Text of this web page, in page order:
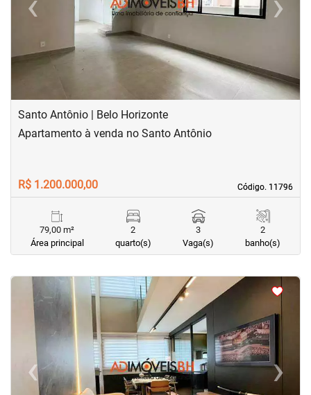
Previous Next
Santo Antônio | Belo Horizonte
Código. 11796
Código. 11796
Apartamento à venda no Santo Antônio
R$ 1.200.000,00
79,00 m²
Área principal
2
quarto(s)
3
Vaga(s)
2
banho(s)
<<
‹Previous ›Next